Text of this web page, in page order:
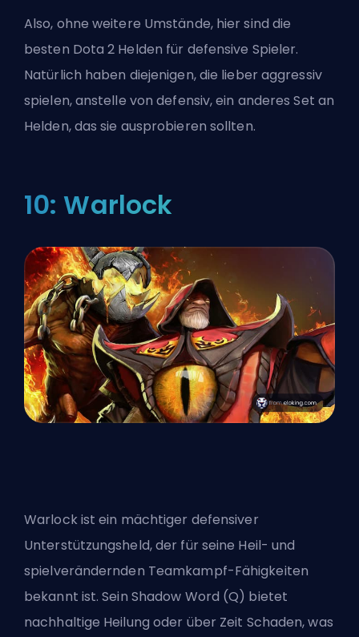
Also, ohne weitere Umstände, hier sind die
besten Dota 2 Helden für defensive Spieler.
Natürlich haben diejenigen, die lieber aggressiv
spielen, anstelle von defensiv, ein anderes Set an
Helden, das sie ausprobieren sollten.
10: Warlock
Warlock ist ein mächtiger defensiver
Unterstützungsheld, der für seine Heil- und
spielverändernden Teamkampf-Fähigkeiten
bekannt ist. Sein Shadow Word (Q) bietet
nachhaltige Heilung oder über Zeit Schaden, was